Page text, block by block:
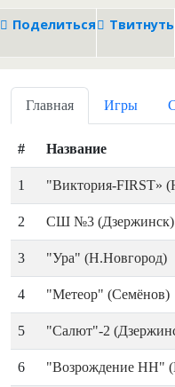
Поделиться Твитнуть